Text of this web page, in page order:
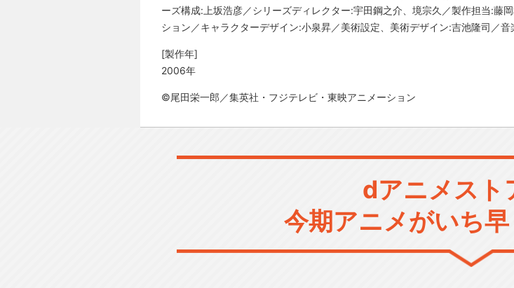
ーズ構成:上坂浩彦／シリーズディレクター:宇田鋼之介、境宗久／製作担当:藤
ション／キャラクターデザイン:小泉昇／美術設定、美術デザイン:吉池隆司／
[製作年]
2006年
©尾田栄一郎／集英社・フジテレビ・東映アニメーション
dアニメスト
今期アニメがいち早